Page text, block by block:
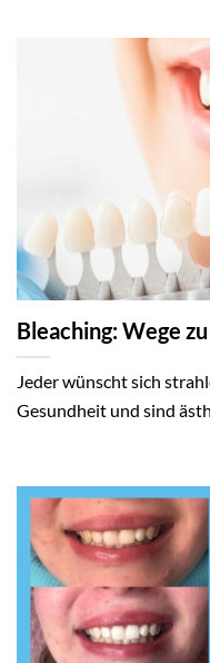
Bleaching: Wege
Jeder wünscht sich
Gesundheit und sind